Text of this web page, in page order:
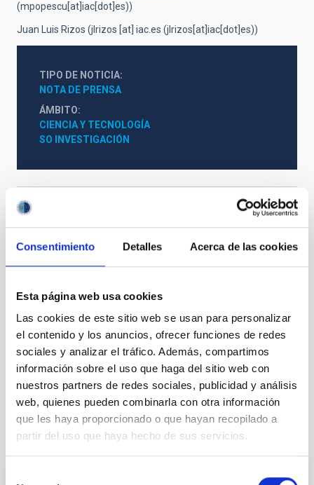
Consentimiento Detalles Acerca de las cookies
Esta página web usa cookies
Las cookies de este sitio web se usan para personalizar
el contenido y los anuncios, ofrecer funciones de redes
sociales y analizar el tráfico. Además, compartimos
información sobre el uso que haga del sitio web con
nuestros partners de redes sociales, publicidad y análisis
web, quienes pueden combinarla con otra información
que les haya proporcionado o que hayan recopilado a
partir del uso que haya hecho de sus servicios.
(mpopescu[at]iac[dot]es))
Juan Luis Rizos (jlrizos [at] iac.es (jlrizos[at]iac[dot]es))
TIPO DE NOTICIA
NOTA DE PRENSA
ÁMBITO
CIENCIA Y TECNOLOGÍA
SO INVESTIGACIÓN
Astrofísica
Científica/o
Otras noticias relacionadas